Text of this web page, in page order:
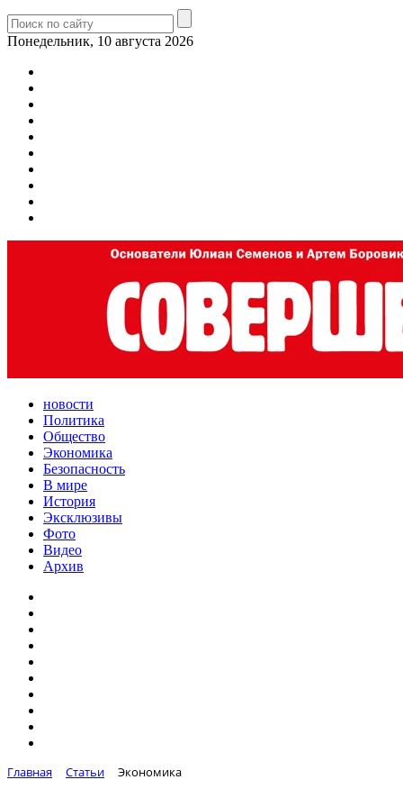
Понедельник, 10 августа 2026
новости
Политика
Общество
Экономика
Безопасность
В мире
История
Эксклюзивы
Фото
Видео
Архив
Главная Статьи Экономика